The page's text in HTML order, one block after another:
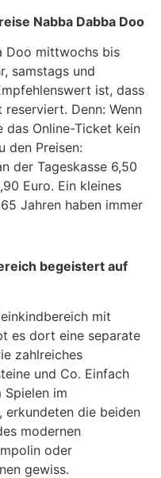
Nabba Dabba Doo
Doo mittwochs bis
samstags und
ist, dass
Denn: Wenn
das Online-Ticket kein
den Preisen:
der Tageskasse 6,50
Euro. Ein kleines
Jahren haben immer
begeistert auf
mit
es dort eine separate
zahlreiches
und Co. Einfach
Spielen im
erkundeten die beiden
modernen
oder
gewiss.